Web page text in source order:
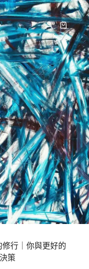
行｜你與更好的
策